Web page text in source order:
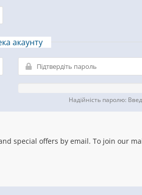
акаунту
Надійність паролю:
special offers by email. To join our